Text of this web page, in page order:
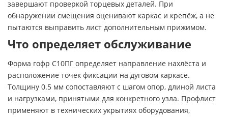
завершают проверкой торцевых деталей. При
обнаружении смещения оценивают каркас и крепёж, а не
пытаются выправить лист дополнительным прижимом.
Что определяет обслуживание
Форма гофр С10ПГ определяет направление нахлёста и
расположение точек фиксации на дуговом каркасе.
Толщину 0.5 мм сопоставляют с шагом опор, длиной листа
и нагрузками, принятыми для конкретного узла. Профлист
применяют в технических укрытиях оборудования,